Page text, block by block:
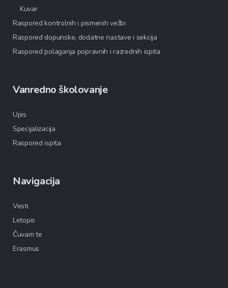
Kuvar
Raspored kontrolnih i pismenih vežbi
Raspored dopunske, dodatne nastave i sekcija
Raspored polaganja popravnih i razrednih ispita
Vanredno školovanje
Upis
Specijalizacija
Raspored ispita
Navigacija
Vesti
Letopis
Čuvam te
Erasmus